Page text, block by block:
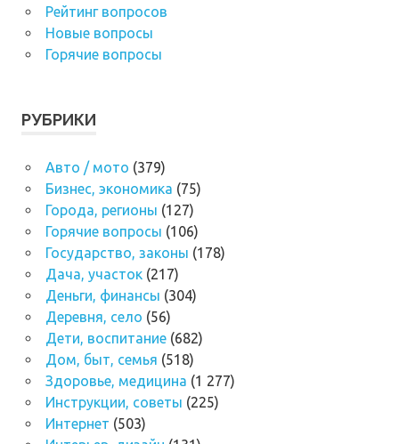
Рейтинг вопросов
Новые вопросы
Горячие вопросы
РУБРИКИ
Авто / мото (379)
Бизнес, экономика (75)
Города, регионы (127)
Горячие вопросы (106)
Государство, законы (178)
Дача, участок(217)
Деньги, финансы (304)
Деревня, село (56)
Дети, воспитание(682)
Дом, быт, семья (518)
Здоровье, медицина (1 277)
Инструкции, советы (225)
Интернет (503)